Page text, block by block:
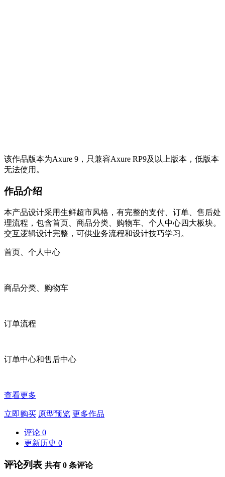
该作品版本为Axure 9，只兼容Axure RP9及以上版本，低版本
无法使用。
作品介绍
本产品设计采用生鲜超市风格，有完整的支付、订单、售后处
理流程，包含首页、商品分类、购物车、个人中心四大板块。
交互逻辑设计完整，可供业务流程和设计技巧学习。
首页、个人中心
商品分类、购物车
订单流程
订单中心和售后中心
查看更多
立即购买 原型预览 更多作品
评论 0
更新历史 0
评论列表 共有 0 条评论